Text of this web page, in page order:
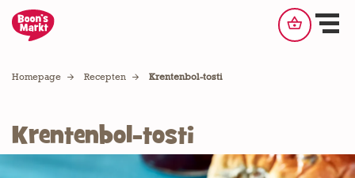
shopping_basket
Homepage Recepten Krentenbol-tosti
Krentenbol-tosti